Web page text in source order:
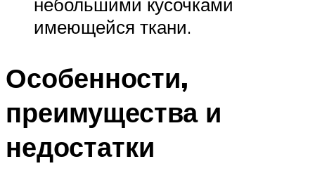
имеющейся ткани.
Особенности,
преимущества и
недостатки